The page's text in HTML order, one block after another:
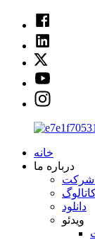
خانه
درباره ما
دانلود
ویدئو